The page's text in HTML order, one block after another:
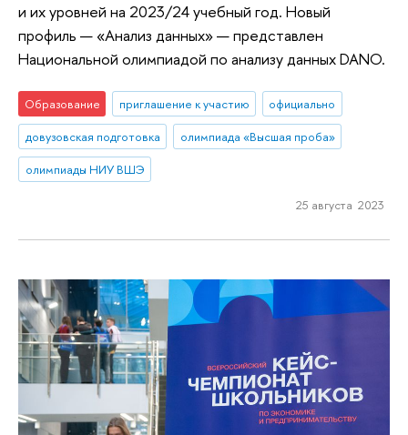
и их уровней на 2023/24 учебный год. Новый
профиль — «Анализ данных» — представлен
Национальной олимпиадой по анализу данных DANO.
Образование приглашение к участию
официально
довузовская подготовка
олимпиада «Высшая проба»
олимпиады НИУ ВШЭ
25 августа 2023